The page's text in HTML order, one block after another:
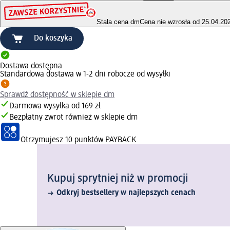
Stała cena dmCena nie wzrosła od
Do koszyka
Dostawa dostępna
Standardowa dostawa w 1-2 dni robocze od wysyłki
Sprawdź dostępność w sklepie dm
Darmowa wysyłka od 169 zł
Bezpłatny zwrot również w sklepie dm
Otrzymujesz 10 punktów PAYBACK
Kupuj sprytniej niż w promocji
Odkryj bestsellery w najlepszych cenach